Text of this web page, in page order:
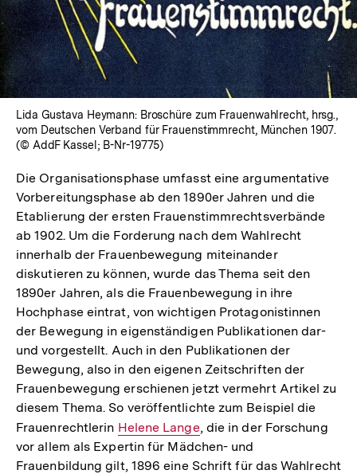
öffnen
Lida Gustava Heymann: Broschüre zum Frauenwahlrecht, hrsg.,
vom Deutschen Verband für Frauenstimmrecht, München 1907.
(© AddF Kassel; B-Nr-19775)
Die Organisationsphase umfasst eine argumentative
Vorbereitungsphase ab den 1890er Jahren und die
Etablierung der ersten Frauenstimmrechtsverbände
ab 1902. Um die Forderung nach dem Wahlrecht
innerhalb der Frauenbewegung miteinander
diskutieren zu können, wurde das Thema seit den
1890er Jahren, als die Frauenbewegung in ihre
Hochphase eintrat, von wichtigen Protagonistinnen
der Bewegung in eigenständigen Publikationen dar-
und vorgestellt. Auch in den Publikationen der
Bewegung, also in den eigenen Zeitschriften der
Frauenbewegung erschienen jetzt vermehrt Artikel zu
diesem Thema. So veröffentlichte zum Beispiel die
Frauenrechtlerin Interner
Link:
Helene Lange, die in der Forschung
vor allem als Expertin für Mädchen- und
Frauenbildung gilt, 1896 eine Schrift für das Wahlrecht